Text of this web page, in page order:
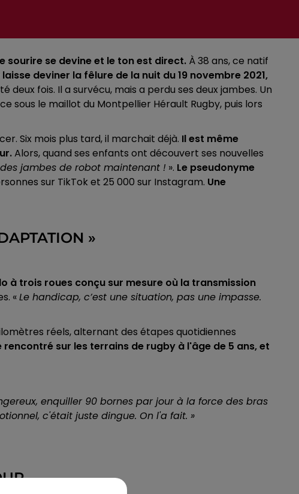
sourire se devine et le ton est direct. À 38 ans, ce natif
deviner la fêlure de la nuit du 19 novembre 2021,
deux fois. Il a survécu, mais a perdu ses deux jambes. Un
sous le maillot du Montpellier Hérault Rugby, puis lors
Six mois plus tard, il marchait déjà. Il est même
Alors, quand ses enfants ont découvert ses nouvelles
jambes de robot maintenant ! ». Le pseudonyme
sur TikTok et 25 000 sur Instagram. Une
»
à trois roues conçu sur mesure où la transmission
«Le handicap, c’est une situation, pas une impasse.
réels, alternant des étapes quotidiennes
rencontré sur les terrains de rugby à l'âge de 5 ans, et
enquiller 90 bornes par jour à la force des bras
c'était juste dingue. On l'a fait. »